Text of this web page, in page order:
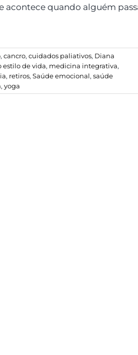
acontece quando alguém
, cancro, cuidados paliativos, Diana
estilo de vida, medicina integrativa,
, retiros, Saúde emocional, saúde
, yoga